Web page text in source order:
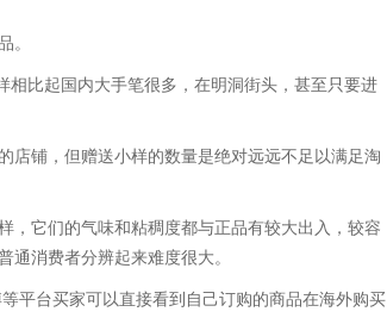
。
比起国内大手笔很多，在明洞街头，甚至只要进
店铺，但赠送小样的数量是绝对远远不足以满足淘
，它们的气味和粘稠度都与正品有较大出入，较容
消费者分辨起来难度很大。
平台买家可以直接看到自己订购的商品在海外购买